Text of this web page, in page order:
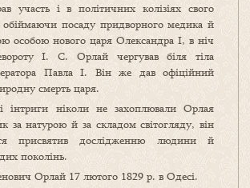
участь і в політичних колізіях свого
посаду придворного медика й
особою нового царя Олександра І, в ніч
І. С. Орлай чергував біля тіла
Павла І. Він же дав офіційний
смерть царя.
інтриги ніколи не захоплювали Орлая
за натурою й за складом світогляду, він
присвятив дослідженню людини й
поколінь.
Орлай 17 лютого 1829 р. в Одесі.